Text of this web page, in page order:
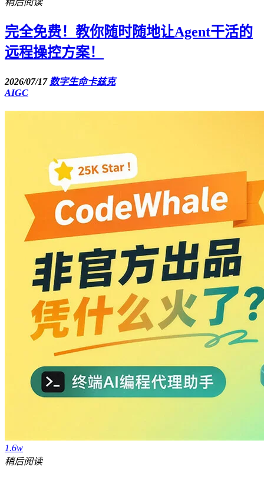
稍后阅读
完全免费！教你随时随地让Agent干活的
远程操控方案！
2026/07/17 数字生命卡兹克
AIGC
1.6w
稍后阅读